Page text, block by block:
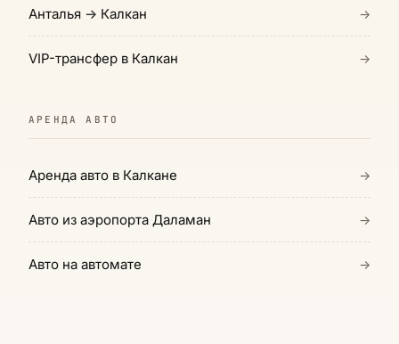
Анталья → Калкан →
VIP-трансфер в Калкан →
АРЕНДА АВТО
Аренда авто в Калкане →
Авто из аэропорта Даламан →
Авто на автомате →